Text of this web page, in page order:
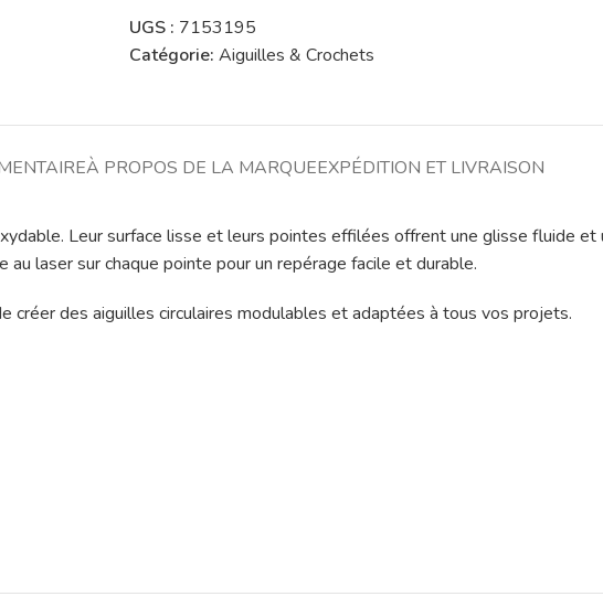
UGS : 7153195
Catégorie: Aiguilles & Crochets
À PROPOS DE LA MARQUEEXPÉDITION ET LIVRAISON
Leur surface lisse et leurs pointes effilées offrent une glisse fluide et
laser sur chaque pointe pour un repérage facile et durable.
des aiguilles circulaires modulables et adaptées à tous vos projets.